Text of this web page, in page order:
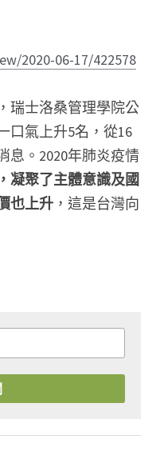
2020-06-17/422578
瑞士洛桑管理學院公
口氣上升5名，從16
息。2020年肺炎疫情
凝聚了主體意識及國
也上升 ，這是台灣向